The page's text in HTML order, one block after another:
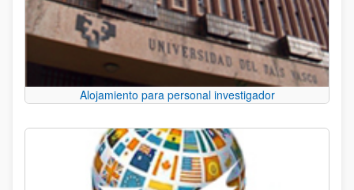
Alojamiento para personal investigador